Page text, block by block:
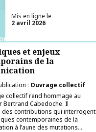
Mis en ligne le
2 avril 2026
et enjeux
de la
Ouvrage collectif
collectif rend hommage au
Bertrand Cabedoche. Il
des contributions qui interrogent
contemporaines de la
à l’aune des mutations...